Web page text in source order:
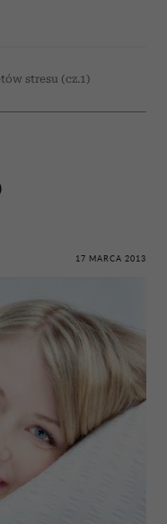
stresu (cz.1)
17 MARCA 2013